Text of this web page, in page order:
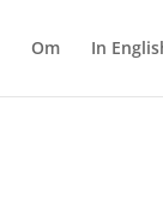
Om In